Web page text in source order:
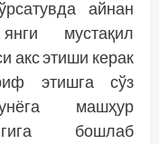
айнан
мус­тақил
акс этиши керак
этишга сўз
машҳур
бошлаб